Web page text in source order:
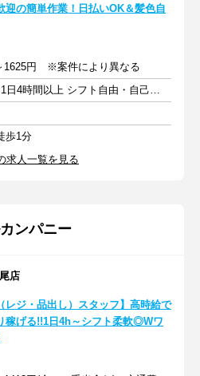
迎の簡単作業！日払いOK＆髪色自
1625円 ※案件により異なる
週1日以上 1日4時間以上 シフト自由・自己申告
歩1分
人一覧を見る
ンパニー
店
レジ・品出し）スタッフ】高時給で
稼げる!!1日4h～シフト柔軟◎Wワ